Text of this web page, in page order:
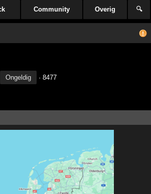
Community Overig 🔍
Ongeldig · 8477